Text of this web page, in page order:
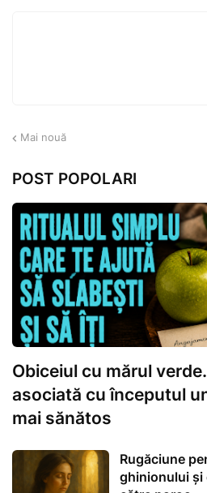
Mai nouă
POST POPOLARI
Obiceiul cu mărul
asociată cu începutul
mai sănătos
Rugăciune
ghinionului și